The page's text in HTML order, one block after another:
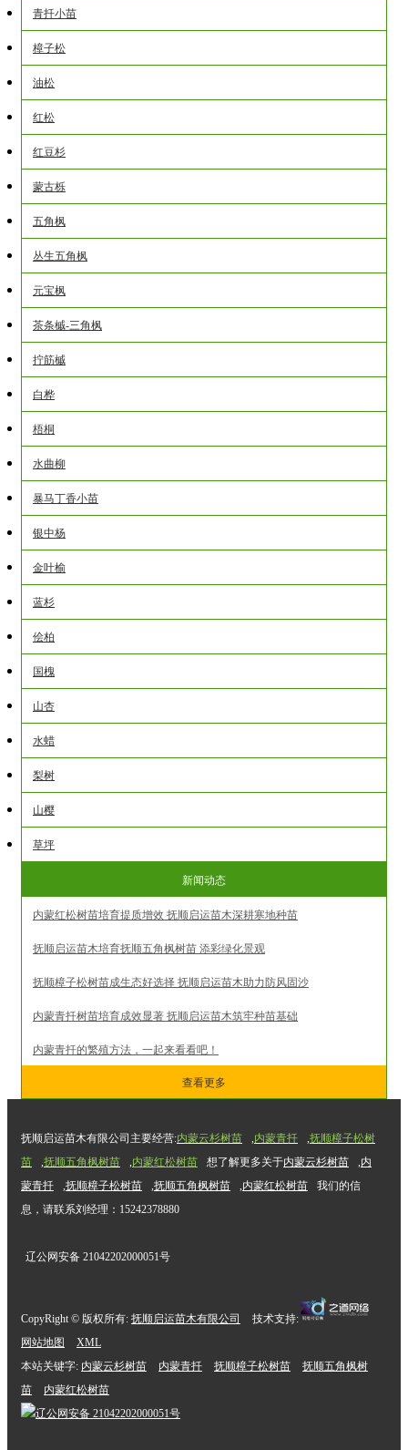
青扦小苗
樟子松
油松
红松
红豆杉
蒙古栎
五角枫
丛生五角枫
元宝枫
茶条槭-三角枫
拧筋槭
白桦
梧桐
水曲柳
暴马丁香小苗
银中杨
金叶榆
蓝杉
侩柏
国槐
山杏
水蜡
梨树
山樱
草坪
新闻动态
内蒙红松树苗培育提质增效 抚顺启运苗木深耕寒地种苗
抚顺启运苗木培育抚顺五角枫树苗 添彩绿化景观
抚顺樟子松树苗成生态好选择 抚顺启运苗木助力防风固沙
内蒙青扦树苗培育成效显著 抚顺启运苗木筑牢种苗基础
内蒙青扦的繁殖方法，一起来看看吧！
查看更多
抚顺启运苗木有限公司主要经营:内蒙云杉树苗 ,内蒙青扦 ,抚顺樟子松树
苗
,抚顺五角枫树苗 ,内蒙红松树苗 想了解更多关于内蒙云杉树苗 ,内
蒙青扦
,抚顺樟子松树苗 ,抚顺五角枫树苗 ,内蒙红松树苗
我们的信
息，请联系刘经理：15242378880
辽公网安备 21042202000051号
CopyRight © 版权所有: 抚顺启运苗木有限公司
技术支持:
网站地图
XML
本站关键字: 内蒙云杉树苗 内蒙青扦 抚顺樟子松树苗
抚顺五角枫树
苗
内蒙红松树苗
辽公网安备 21042202000051号